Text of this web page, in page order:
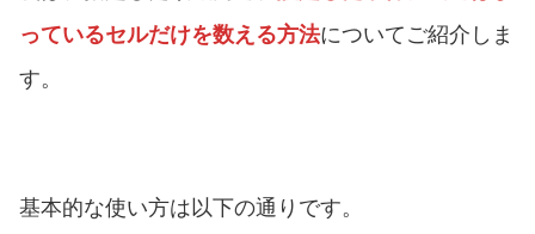
っているセルだけを数える方法についてご紹介しま
す。
基本的な使い方は以下の通りです。